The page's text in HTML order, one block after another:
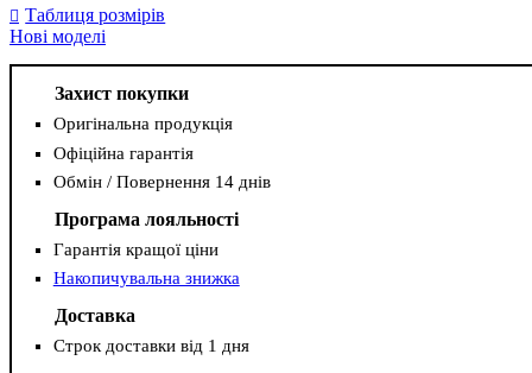
Таблиця розмірів
Нові моделі
Захист покупки
Оригінальна продукція
Офіційна гарантія
Обмін / Повернення 14 днів
Програма лояльності
Гарантія кращої ціни
Накопичувальна знижка
Доставка
Строк доставки від 1 дня